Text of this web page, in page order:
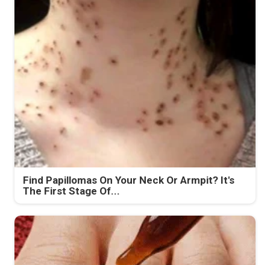
Find Papillomas On Your Neck Or Armpit? It's
The First Stage Of...